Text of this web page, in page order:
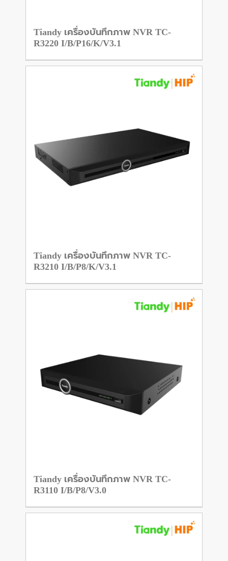
Tiandy เครื่องบันทึกภาพ NVR TC-
R3220 I/B/P16/K/V3.1
Tiandy เครื่องบันทึกภาพ NVR TC-
R3210 I/B/P8/K/V3.1
Tiandy เครื่องบันทึกภาพ NVR TC-
R3110 I/B/P8/V3.0